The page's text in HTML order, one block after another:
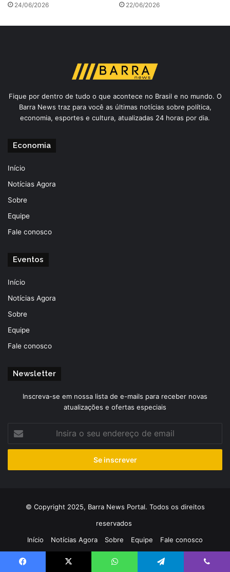
24/06/2026 22/06/2026
Fique por dentro de tudo o que acontece no Brasil e no mundo. O
Barra News traz para você as últimas notícias sobre política,
economia, esportes e cultura, atualizadas 24 horas por dia.
Economia
Início
Notícias Agora
Sobre
Equipe
Fale conosco
Eventos
Início
Notícias Agora
Sobre
Equipe
Fale conosco
Newsletter
Inscreva-se em nossa lista de e-mails para receber novas
atualizações e ofertas especiais
seu
de
© Copyright 2025, Barra News Portal. Todos os direitos
reservados
Início
Notícias Agora Sobre Equipe Fale conosco